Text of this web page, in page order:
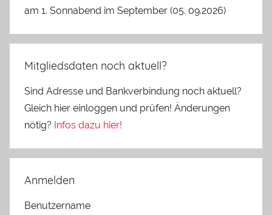
am 1. Sonnabend im September (05. 09.2026)
Mitgliedsdaten noch aktuell?
Sind Adresse und Bankverbindung noch aktuell?
Gleich hier einloggen und prüfen! Änderungen
nötig? Infos dazu hier!
Anmelden
Benutzername